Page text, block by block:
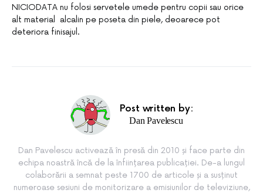
NICIODATA nu folosi servetele umede pentru copii sau orice
alt material alcalin pe poseta din piele, deoarece pot
deteriora finisajul.
Post written by:
Dan Pavelescu
Dan Pavelescu activează în presă din 2010 și face parte din
echipa noastră încă de la înființarea publicației. De-a lungul
colaborării a semnat peste 1700 de articole și a susținut
numeroase sesiuni de monitorizare a emisiunilor de televiziune,